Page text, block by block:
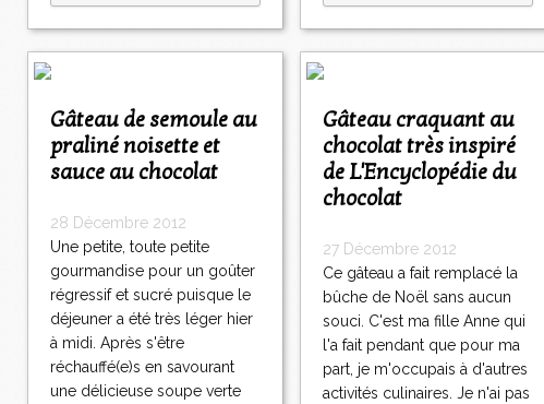
Gâteau de semoule au
praliné noisette et
sauce au chocolat
28 Décembre 2012
Une petite, toute petite
gourmandise pour un goûter
régressif et sucré puisque le
déjeuner a été très léger hier
à midi. Après s'être
réchauffé(e)s en savourant
une délicieuse soupe verte
Gâteau craquant au
chocolat très inspiré
de L'Encyclopédie du
chocolat
27 Décembre 2012
Ce gâteau a fait remplacé la
bûche de Noël sans aucun
souci. C'est ma fille Anne qui
l'a fait pendant que pour ma
part, je m'occupais à d'autres
activités culinaires. Je n'ai pas